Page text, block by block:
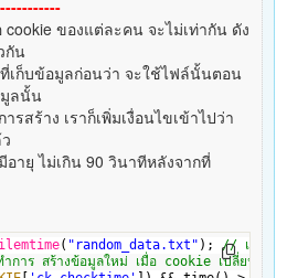
ของแต่ละคน จะไม่เท่ากัน ดัง
กัน
เก็บข้อมูลก่อนว่า จะใช้ไฟล์นั้นตอน
ลนั้น
รสร้าง เราก็เพิ่มเงื่อนไขเข้าไปว่า
ายุ ไม่เกิน 90 วินาทีหลังจากที่
( "random_data.txt" ); // เวลาอั
การ สร้างข้อมูลใหม่ เมื่อ cookie เปลี่ยนแปล